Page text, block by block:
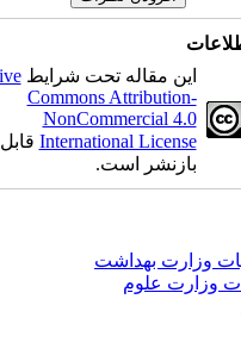
این مقاله تحت شرایط
Commons Attribution-
NonCommercial 4.0
International Licenseقابل
بازنشر است.
وزارت بهداشت
وزارت علوم